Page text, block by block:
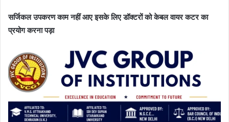
सर्जिकल उपकरण काम नहीं आएइसके लिए डॉक्टरों को केबल वायर कटर का
प्रयोग करना पड़ा